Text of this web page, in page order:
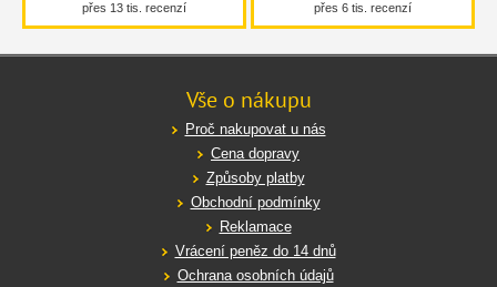
přes 13 tis. recenzí přes 6 tis. recenzí
Vše o nákupu
Proč nakupovat u nás
Cena dopravy
Způsoby platby
Obchodní podmínky
Reklamace
Vrácení peněz do 14 dnů
Ochrana osobních údajů